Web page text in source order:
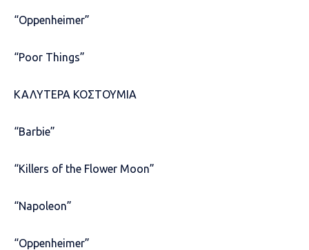
“Oppenheimer”
“Poor Things”
ΚΑΛΥΤΕΡΑ ΚΟΣΤΟΥΜΙΑ
“Barbie”
“Killers of the Flower Moon”
“Napoleon”
“Oppenheimer”